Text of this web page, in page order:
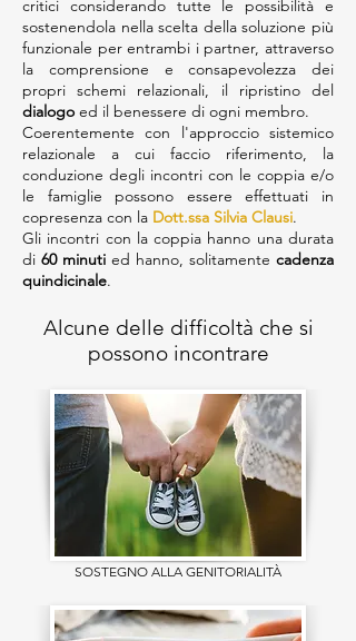
critici considerando tutte le possibilità e
sostenendola nella scelta della soluzione più
funzionale per entrambi i partner, attraverso
la comprensione e consapevolezza dei
propri schemi relazionali, il ripristino del
dialogo ed il benessere di ogni membro.
Coerentemente con l'approccio sistemico
relazionale a cui faccio riferimento, la
conduzione degli incontri con le coppia e/o
le famiglie possono essere effettuati in
copresenza con la Dott.ssa Silvia Clausi.
Gli incontri con la coppia hanno una durata
di 60 minuti ed hanno, solitamente cadenza
quindicinale.
Alcune delle difficoltà che si
possono incontrare
SOSTEGNO ALLA GENITORIALITÀ